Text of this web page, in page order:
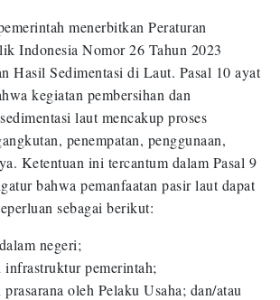
menerbitkan Peraturan
Indonesia Nomor 26 Tahun 2023
Hasil Sedimentasi di Laut. Pasal 10 ayat
kegiatan pembersihan dan
laut mencakup proses
penempatan, penggunaan,
Ketentuan ini tercantum dalam Pasal 9
bahwa pemanfaatan pasir laut dapat
sebagai berikut:
negeri;
infrastruktur pemerintah;
prasarana oleh Pelaku Usaha; dan/atau